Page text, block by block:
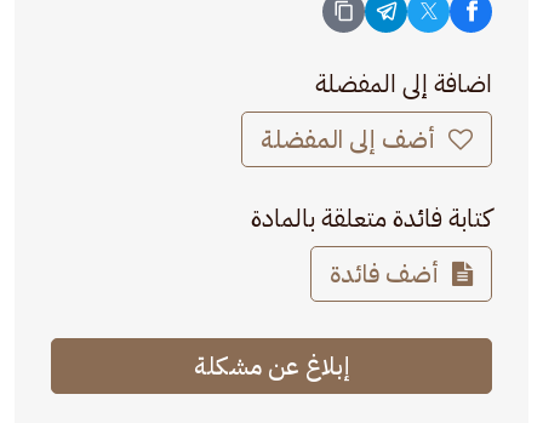
اضافة إلى المفضلة
أضف إلى المفضلة
كتابة فائدة متعلقة بالمادة
أضف فائدة
إبلاغ عن مشكلة